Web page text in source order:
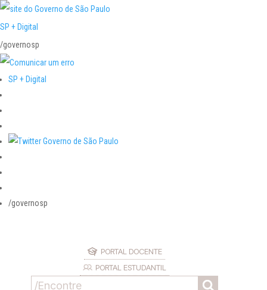
SP + Digital
/governosp
SP + Digital
/governosp
PORTAL DOCENTE
PORTAL ESTUDANTIL